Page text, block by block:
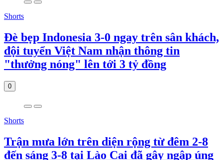
Shorts
Đè bẹp Indonesia 3-0 ngay trên sân khách,
đội tuyển Việt Nam nhận thông tin
"thưởng nóng" lên tới 3 tỷ đồng
0
Shorts
Trận mưa lớn trên diện rộng từ đêm 2-8
đến sáng 3-8 tại Lào Cai đã gây ngập úng